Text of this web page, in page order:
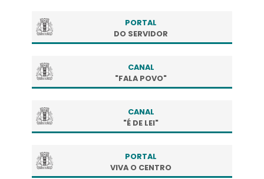
PORTAL
DO SERVIDOR
CANAL
"FALA POVO"
CANAL
"É DE LEI"
PORTAL
VIVA O CENTRO